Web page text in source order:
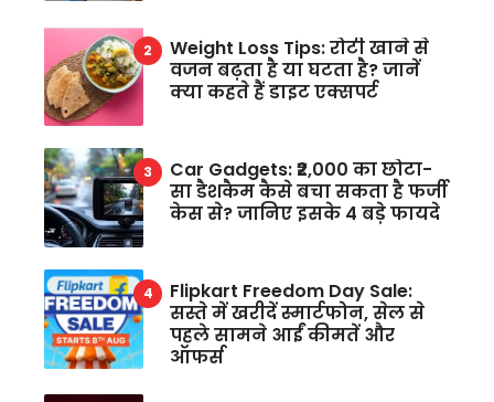
Weight Loss Tips: रोटी खाने से
वजन बढ़ता है या घटता है? जानें
क्या कहते हैं डाइट एक्सपर्ट
Car Gadgets: ₹2,000 का छोटा-
सा डैशकैम कैसे बचा सकता है फर्जी
केस से? जानिए इसके 4 बड़े फायदे
Flipkart Freedom Day Sale:
सस्ते में खरीदें स्मार्टफोन, सेल से
पहले सामने आईं कीमतें और
ऑफर्स